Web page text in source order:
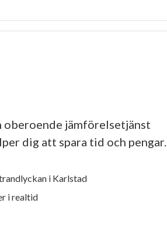
oberoende jämförelsetjänst
dig att spara tid och pengar.
i Karlstad
i realtid